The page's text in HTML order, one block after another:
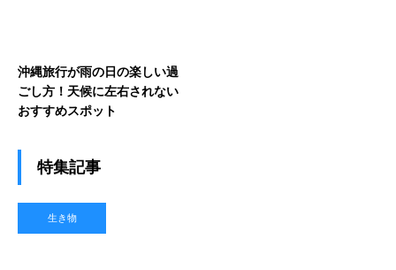
沖縄旅行が雨の日の楽しい過
ごし方！天候に左右されない
おすすめスポット
特集記事
生き物